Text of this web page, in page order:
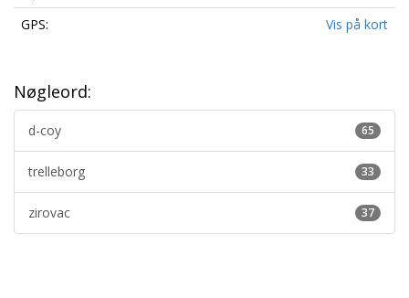
GPS:
Vis på kort
Nøgleord:
65
d-coy
33
trelleborg
37
zirovac